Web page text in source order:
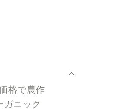
格で農作
ガニック